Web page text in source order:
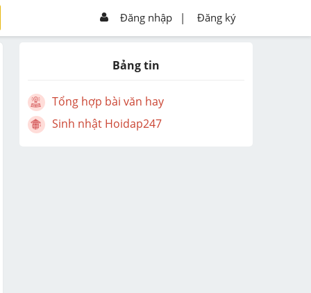
Đăng nhập | Đăng ký
Bảng tin
Tổng hợp bài văn hay
Sinh nhật Hoidap247